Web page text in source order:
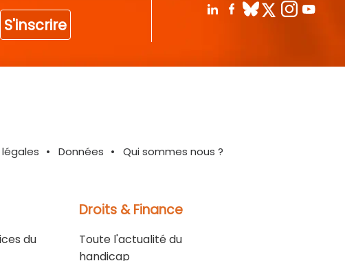
S'inscrire
Données Qui sommes nous ?
du
Droits & Finance
Toute l'actualité du
handicap